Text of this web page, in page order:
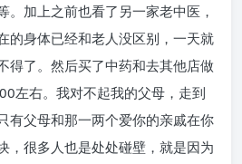
。加上之前也看了另一家老中医，
的身体已经和老人没区别，一天就
得了。然后买了中药和去其他店做
左右。我对不起我的父母，走到
有父母和那一两个爱你的亲戚在你
，很多人也是处处碰壁，就是因为